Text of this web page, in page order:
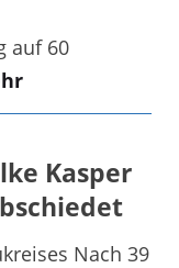
auf 60
Kasper
Nach 39